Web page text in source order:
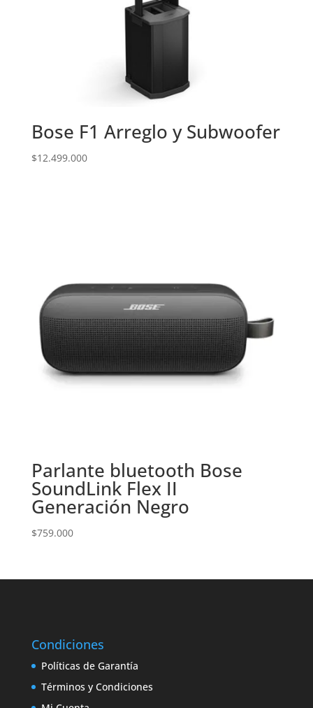
Bose F1 Arreglo y Subwoofer
$12.499.000
Parlante bluetooth Bose
SoundLink Flex II
Generación Negro
$759.000
Condiciones
Políticas de Garantía
Términos y Condiciones